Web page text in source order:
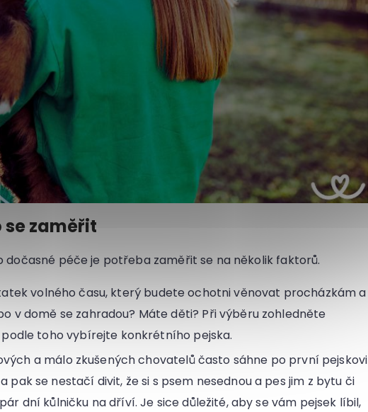
se zaměřit
dočasné péče je potřeba zaměřit se na několik faktorů.
volného času, který budete ochotni věnovat procházkám a
v domě se zahradou? Máte děti? Při výběru zohledněte
toho vybírejte konkrétního pejska.
a málo zkušených chovatelů často sáhne po první pejskovi
pak se nestačí divit, že si s psem nesednou a pes jim z bytu či
dní kůlničku na dříví. Je sice důležité, aby se vám pejsek líbil,